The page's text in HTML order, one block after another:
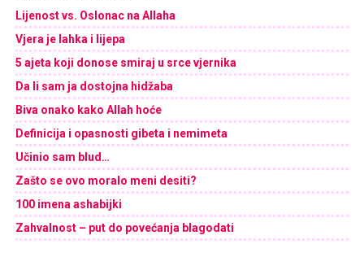
Lijenost vs. Oslonac na Allaha
Vjera je lahka i lijepa
5 ajeta koji donose smiraj u srce vjernika
Da li sam ja dostojna hidžaba
Biva onako kako Allah hoće
Definicija i opasnosti gibeta i nemimeta
Učinio sam blud…
Zašto se ovo moralo meni desiti?
100 imena ashabijki
Zahvalnost – put do povećanja blagodati